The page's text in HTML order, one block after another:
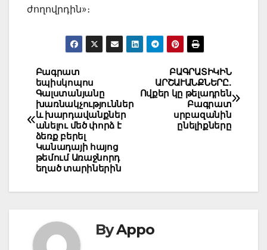
ժողովրդին»։
Post
navigation
ԲԱԳՐԱՏԻԿԻՆ
ԱՐՇԱՒԱՆՔՆԵՐԸ.
Ովքեր կը թելադրեն
Բագրատ
սրբազանին
ընելիքները
Բագրատ
եպիսկոպոս
Գալստանյանը
խառնակչություններ
և խարդավանքներ
անելու մեծ փորձ է
ձեռք բերել
Կանադայի հայոց
թեմում Առաջնորդ
եղած տարիներին
ByAppo